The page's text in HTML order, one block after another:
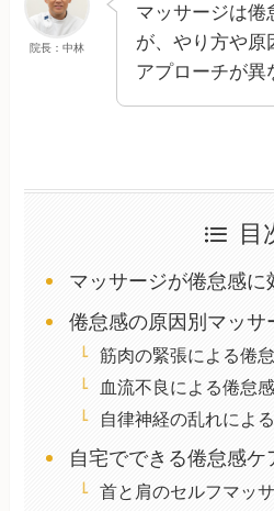
院長：中林
マッサージは倦
が、やり方や原
アプローチが異
目
マッサージが倦怠感に
倦怠感の原因別マッサ
筋肉の緊張による倦
血流不良による倦怠感
自律神経の乱れによ
自宅でできる倦怠感ケ
首と肩のセルフマッ